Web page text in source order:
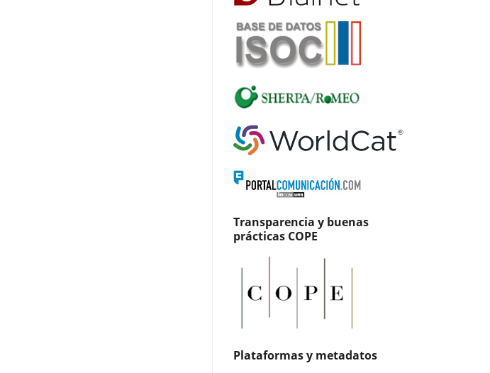
Transparencia y buenas
prácticas COPE
Plataformas y metadatos